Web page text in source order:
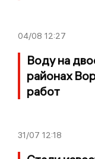
04/08 12:27
Воду на
районах
работ
31/07 12:18